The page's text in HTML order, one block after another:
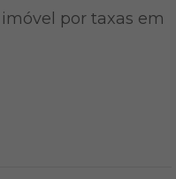
por taxas em